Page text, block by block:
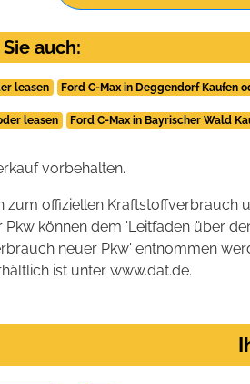
auch:
leasen Ford C-Max in Deggendorf Kaufen
leasen Ford C-Max in Bayrischer Wald
vorbehalten.
zum offiziellen Kraftstoffverbrauch
können dem 'Leitfaden über
neuer Pkw' entnommen
ist unter www.dat.de.